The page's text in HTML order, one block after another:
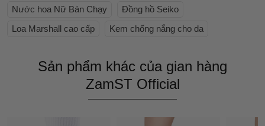
Nước hoa Nữ Bán Chạy
Đồng hồ Seiko
Loa Marshall cao cấp
Kem chống nắng cho da
Sản phẩm khác của gian hàng
ZamST Official